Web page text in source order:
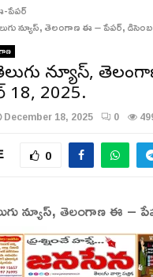
పేపర్
న్యూస్, తెలంగాణ ఈ – పేపర్,
న్యూస్,
18, 2025.
December 18, 2025 0
0
న్యూస్, తెలంగాణ ఈ –